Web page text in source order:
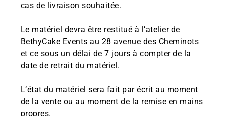
cas de livraison souhaitée.
Le matériel devra être restitué à l’atelier de
BethyCake Events au 28 avenue des Cheminots
et ce sous un délai de 7 jours à compter de la
date de retrait du matériel.
L’état du matériel sera fait par écrit au moment
de la vente ou au moment de la remise en mains
propres.